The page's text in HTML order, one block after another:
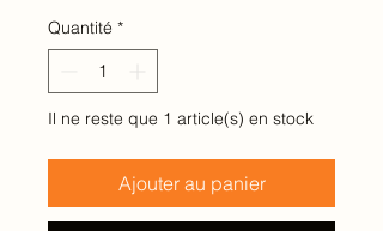
pour
100
Millilitres
Quantité *
Il ne reste que 1 article(s) en stock
Ajouter au panier